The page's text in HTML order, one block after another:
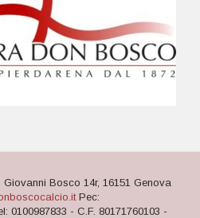
Giovanni Bosco 14r, 16151 Genova
Pec:
0100987833 - C.F. 80171760103 -